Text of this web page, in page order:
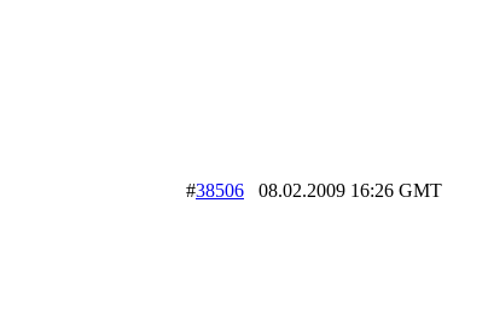
#38506 08.02.2009 16:26 GMT